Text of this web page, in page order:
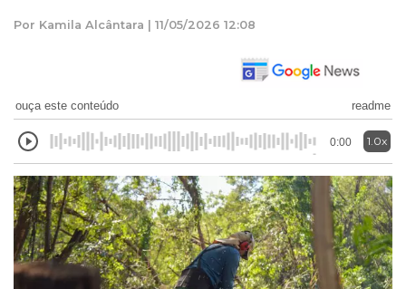
Por Kamila Alcântara | 11/05/2026 12:08
ouça este conteúdo readme
0:00 1.0x